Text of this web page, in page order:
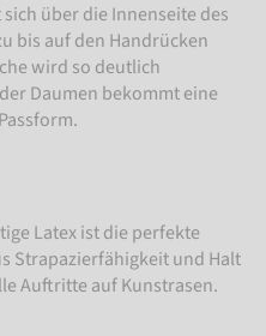
über die Innenseite des
bis auf den Handrücken
wird so deutlich
Daumen bekommt eine
Latex ist die perfekte
Strapazierfähigkeit und Halt
Auftritte auf Kunstrasen.